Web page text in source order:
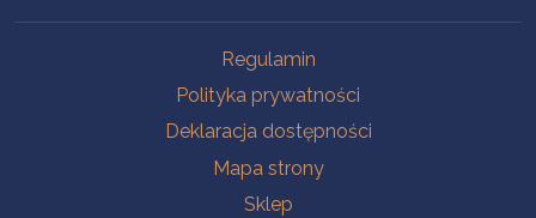
Regulamin
Polityka prywatności
Deklaracja dostępności
Mapa strony
Sklep